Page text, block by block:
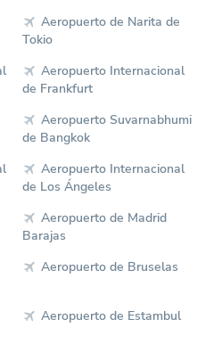
Aeropuerto de Narita de
Tokio
Aeropuerto Internacional
de Frankfurt
Aeropuerto Suvarnabhumi
de Bangkok
Aeropuerto Internacional
de Los Ángeles
Aeropuerto de Madrid
Barajas
Aeropuerto de Bruselas
Aeropuerto de Estambul